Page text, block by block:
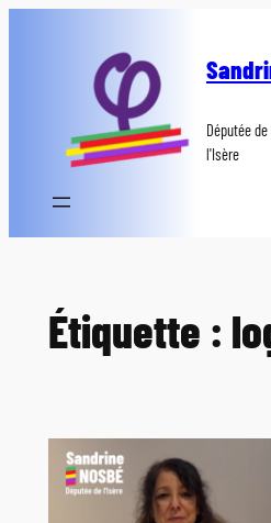
Députée
l'Isère
Étiquette :